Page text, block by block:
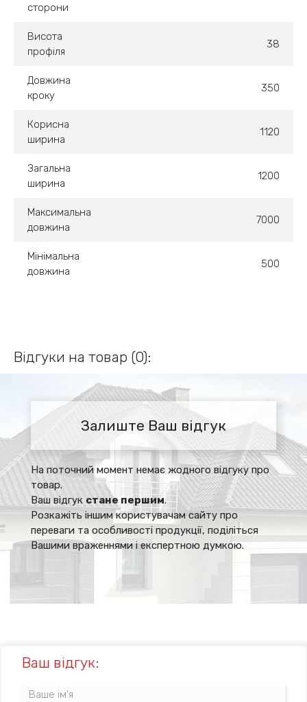
сторони
Висота
профіля
38
Довжина
кроку
350
Корисна
ширина
1120
Загальна
ширина
1200
Максимальна
довжина
7000
Мінімальна
довжина
500
Відгуки на товар (0):
Залиште Ваш відгук
На поточний момент немає жодного відгуку про
товар.
Ваш відгук стане першим.
Розкажіть іншим користувачам сайту про
переваги та особливості продукції, поділіться
Вашими враженнями і експертною думкою.
Ваш відгук: